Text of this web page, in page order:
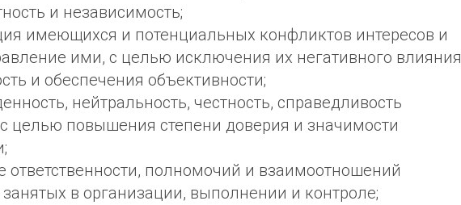
и независимость;
имеющихся и потенциальных конфликтов интересов и
ими, с целью исключения их негативного влияния
и обеспечения объективности;
нейтральность, честность, справедливость
целью повышения степени доверия и значимости
ответственности, полномочий и взаимоотношений
занятых в организации, выполнении и контроле;